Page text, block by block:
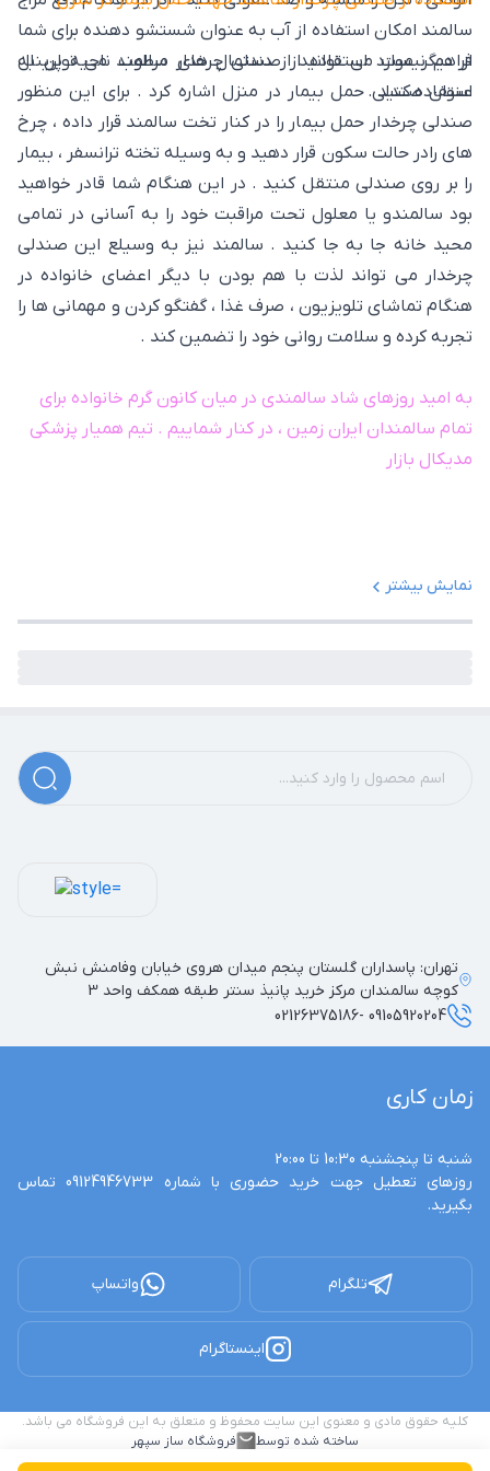
سالمند امکان استفاده از آب به عنوان شستشو دهنده برای شما
فراهم نیست می توانید از دستمال های مرطوب ناحیه پرینال
استفاده کنید .
از دیگر موارد استفاده از صندلی چرخدار سالمند می توان به
عنوان صندلی حمل بیمار در منزل اشاره کرد . برای این منظور
صندلی چرخدار حمل بیمار را در کنار تخت سالمند قرار داده ، چرخ
های رادر حالت سکون قرار دهید و به وسیله تخته ترانسفر ، بیمار
را بر روی صندلی منتقل کنید . در این هنگام شما قادر خواهید
بود سالمندو یا معلول تحت مراقبت خود را به آسانی در تمامی
محید خانه جا به جا کنید . سالمند نیز به وسیلع این صندلی
چرخدار می تواند لذت با هم بودن با دیگر اعضای خانواده در
هنگام تماشای تلویزیون ، صرف غذا ، گفتگو کردن و مهمانی ها را
تجربه کرده و سلامت روانی خود را تضمین کند .
به امید روزهای شاد سالمندی در میان کانون گرم خانواده برای
تمام سالمندان ایران زمین ، در کنار شماییم . تیم همیار پزشکی
مدیکال بازار
نمایش بیشتر
زمان کاری
بگیرید.
تلگرام واتساپ
اینستاگرام
تهران: پاسداران گلستان پنجم میدان هروی خیابان وفامنش نبش
کوچه سالمندان مرکز خرید پانیذ سنتر طبقه همکف واحد 3
09105920204 -02126375186
کلیه حقوق مادی و معنوی این سایت محفوظ و متعلق به این فروشگاه می باشد.
ساخته شده توسط
فروشگاه ساز سپهر